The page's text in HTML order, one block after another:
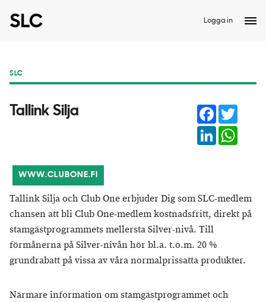
Logga in
SLC
Tallink Silja Facebook
LinkedIn
WWW.CLUBONE.FI
Tallink Silja och Club One erbjuder Dig som SLC-medlem
chansen att bli Club One-medlem kostnadsfritt, direkt på
stamgästprogrammets mellersta Silver-nivå. Till
förmånerna på Silver-nivån hör bl.a. t.o.m. 20 %
grundrabatt på vissa av våra normalprissatta produkter.
Närmare information om stamgästprogrammet och